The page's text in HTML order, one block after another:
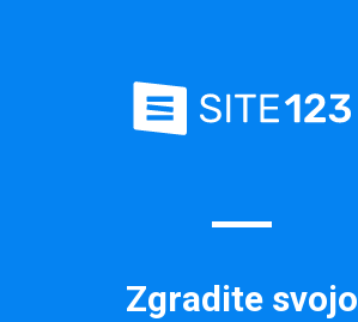
Zgradite svojo